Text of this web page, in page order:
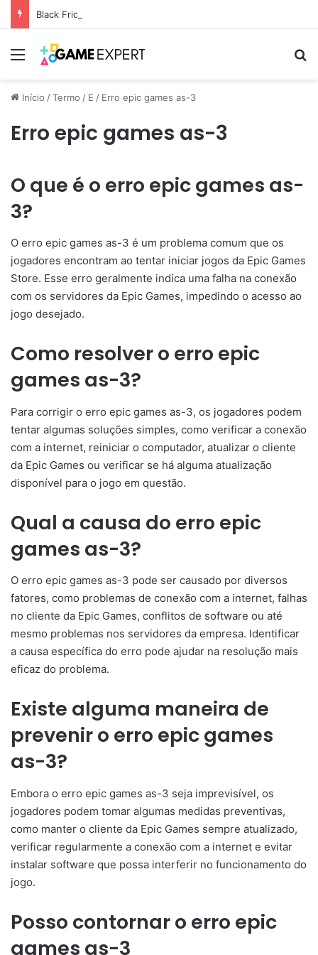
Black Friday: descontos incríveis em eletrônicos
Menu
Início /Termo / E / Erro epic games as-3
Erro epic games as-3
O que é o erro epic games as-
3?
O erro epic games as-3 é um problema comum que os
jogadores encontram ao tentar iniciar jogos da Epic Games
Store. Esse erro geralmente indica uma falha na conexão
com os servidores da Epic Games, impedindo o acesso ao
jogo desejado.
Como resolver o erro epic
games as-3?
Para corrigir o erro epic games as-3, os jogadores podem
tentar algumas soluções simples, como verificar a conexão
com a internet, reiniciar o computador, atualizar o cliente
da Epic Games ou verificar se há alguma atualização
disponível para o jogo em questão.
Qual a causa do erro epic
games as-3?
O erro epic games as-3 pode ser causado por diversos
fatores, como problemas de conexão com a internet, falhas
no cliente da Epic Games, conflitos de software ou até
mesmo problemas nos servidores da empresa. Identificar
a causa específica do erro pode ajudar na resolução mais
eficaz do problema.
Existe alguma maneira de
prevenir o erro epic games
as-3?
Embora o erro epic games as-3 seja imprevisível, os
jogadores podem tomar algumas medidas preventivas,
como manter o cliente da Epic Games sempre atualizado,
verificar regularmente a conexão com a internet e evitar
instalar software que possa interferir no funcionamento do
jogo.
Posso contornar o erro epic
games as-3